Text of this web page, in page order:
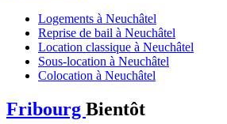
Logements à Neuchâtel
Reprise de bail à Neuchâtel
Location classique à Neuchâtel
Sous-location à Neuchâtel
Colocation à Neuchâtel
Fribourg Bientôt